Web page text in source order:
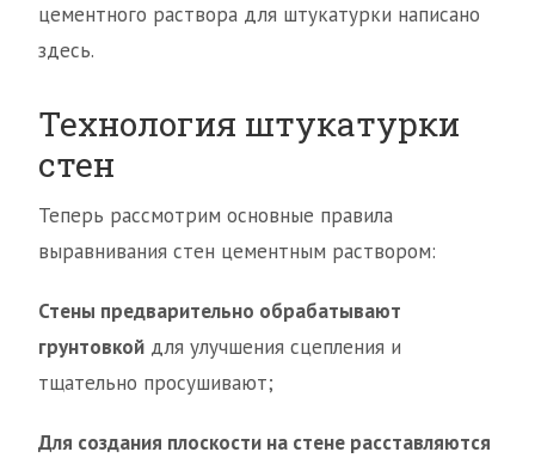
цементного раствора для штукатурки написано
здесь.
Технология штукатурки
стен
Теперь рассмотрим основные правила
выравнивания стен цементным раствором:
Стены предварительно обрабатывают
грунтовкой для улучшения сцепления и
тщательно просушивают;
Для создания плоскости на стене расставляются